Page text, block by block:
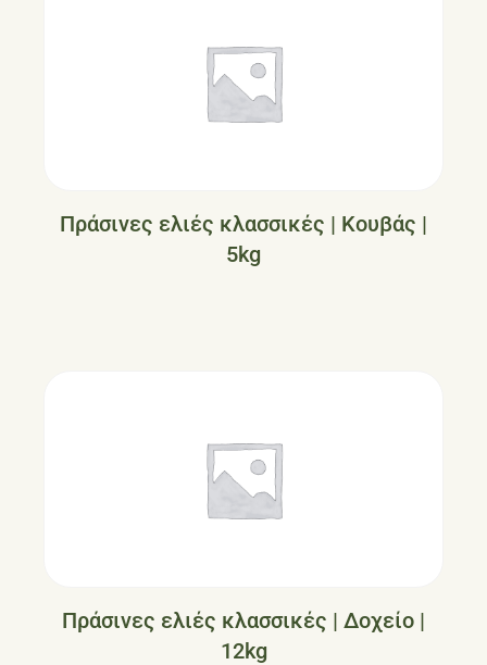
Πράσινες ελιές κλασσικές | Κουβάς |
5kg
Πράσινες ελιές κλασσικές | Δοχείο |
12kg